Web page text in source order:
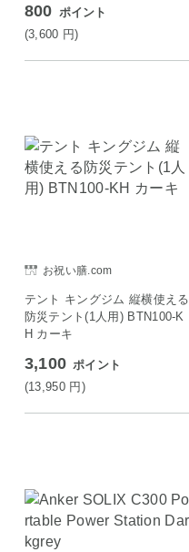
800 ポイント
(3,600 円)
お祝い膳.com
テント キングジム 縦横使える
防災テント(1人用) BTN100-K
H カーキ
3,100 ポイント
(13,950 円)